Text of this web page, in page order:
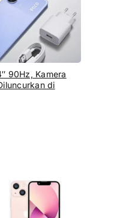
90Hz, Kamera
di